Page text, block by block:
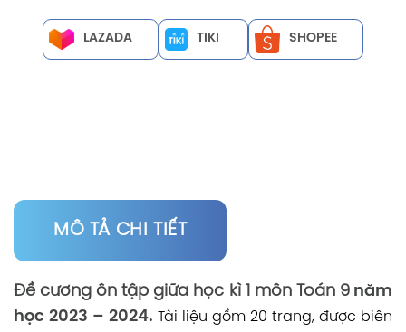
LAZADA TIKI SHOPEE
MÔ TẢ CHI TIẾT
Đề cương ôn tập giữa học kì 1 môn Toán 9năm
học 2023 – 2024. Tài liệu gồm 20 trang, được biên